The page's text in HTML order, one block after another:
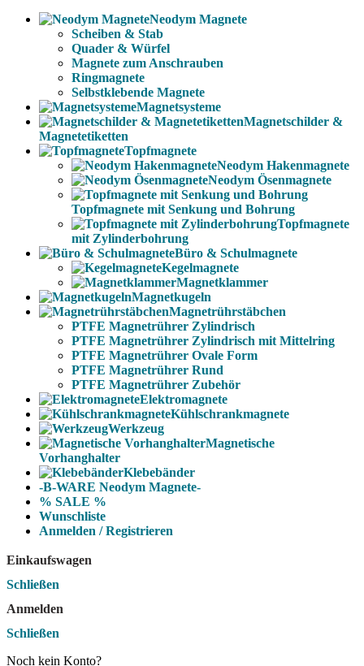
Neodym Magnete
Scheiben & Stab
Quader & Würfel
Magnete zum Anschrauben
Ringmagnete
Selbstklebende Magnete
Magnetsysteme
Magnetschilder &
Magnetetiketten
Topfmagnete
Neodym Hakenmagnete
Neodym Ösenmagnete
Topfmagnete mit Senkung und Bohrung
Topfmagnete
mit Zylinderbohrung
Büro & Schulmagnete
Kegelmagnete
Magnetklammer
Magnetkugeln
Magnetrührstäbchen
PTFE Magnetrührer Zylindrisch
PTFE Magnetrührer Zylindrisch mit Mittelring
PTFE Magnetrührer Ovale Form
PTFE Magnetrührer Rund
PTFE Magnetrührer Zubehör
Elektromagnete
Kühlschrankmagnete
Werkzeug
Magnetische
Vorhanghalter
Klebebänder
-B-WARE Neodym Magnete-
% SALE %
Wunschliste
Anmelden / Registrieren
Einkaufswagen
Schließen
Anmelden
Schließen
Noch kein Konto?